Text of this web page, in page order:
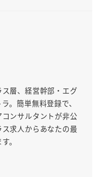
層、経営幹部・エグ
。簡単無料登録で、
ンサルタントが非公
求人からあなたの最
。